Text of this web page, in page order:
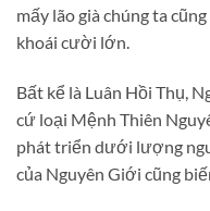
mấy lão già chúng ta
khoái cười lớn.
Bất kể là Luân Hồi Thụ,
cứ loại Mệnh Thiên
phát triển dưới lượng
của Nguyên Giới cũng